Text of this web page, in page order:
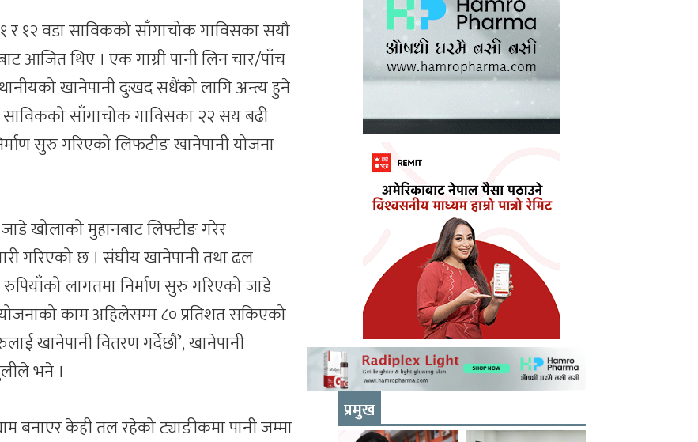
र १२ वडा साविकको साँगाचोक गाविसका सयौ
आजित थिए । एक गाग्री पानी लिन चार/पाँच
खानेपानी दुःखद सधैंको लागि अन्त्य हुने
साँगाचोक गाविसका २२ सय बढी
सुरु गरिएको लिफटीङ खानेपानी योजना
खोलाको मुहानबाट लिफ्टीङ गरेर
गरिएको छ । संघीय खानेपानी तथा ढल
लागतमा निर्माण सुरु गरिएको जाडे
काम अहिलेसम्म ८० प्रतिशत सकिएको
खानेपानी वितरण गर्देछौं’, खानेपानी
भने ।
बनाएर केही तल रहेको ट्याङीकमा पानी जम्मा
प्रमुख